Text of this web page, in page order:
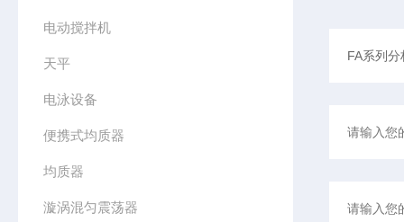
电动搅拌机
天平
电泳设备
便携式均质器
均质器
漩涡混匀震荡器